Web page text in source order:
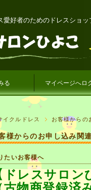
愛好者のためのドレスショッ
る マイページへロ
イクルドレス お客様からの
様からのお申し込み関
たいお客様へ
ドレスサロ